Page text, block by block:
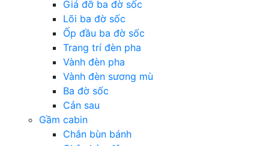
Giá đỡ ba đờ sốc
Lõi ba đờ sốc
Ốp đầu ba đờ sốc
Trang trí đèn pha
Vành đèn pha
Vành đèn sương mù
Ba đờ sốc
Cản sau
Gầm cabin
Chắn bùn bánh